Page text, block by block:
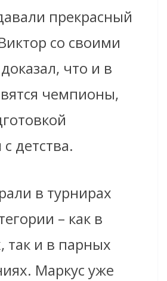
прекрасный
со своими
что и в
чемпионы,
детства.
в турнирах
– как в
так и в парных
Маркус уже